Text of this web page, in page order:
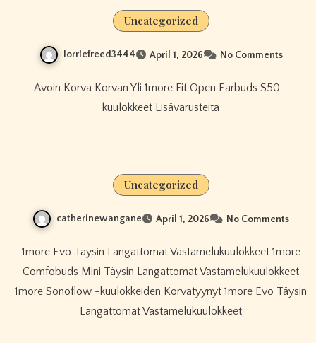
Uncategorized
lorriefreed3444 April 1, 2026 No Comments
Avoin Korva Korvan Yli 1more Fit Open Earbuds S50 -
kuulokkeet Lisävarusteita
Uncategorized
catherinewangane April 1, 2026 No Comments
1more Evo Täysin Langattomat Vastamelukuulokkeet 1more
Comfobuds Mini Täysin Langattomat Vastamelukuulokkeet
1more Sonoflow -kuulokkeiden Korvatyynyt 1more Evo Täysin
Langattomat Vastamelukuulokkeet